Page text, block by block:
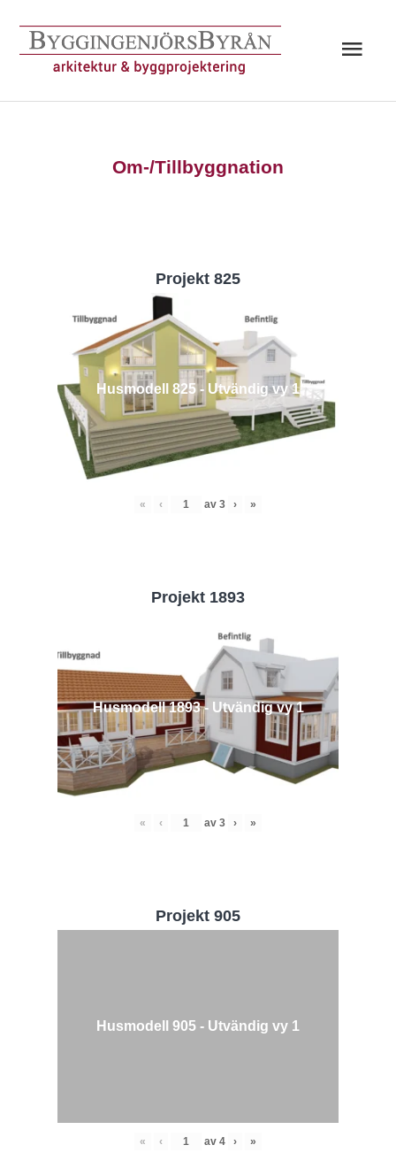
innehåll
Om-/Tillbyggnation
Projekt 825
Husmodell 825 - Utvändig vy 1
« ‹ av 3 › »
Projekt 1893
Husmodell 1893 - Utvändig vy 1
« ‹ av 3 › »
Projekt 905
Husmodell 905 - Utvändig vy 1
« ‹ av 4 › »